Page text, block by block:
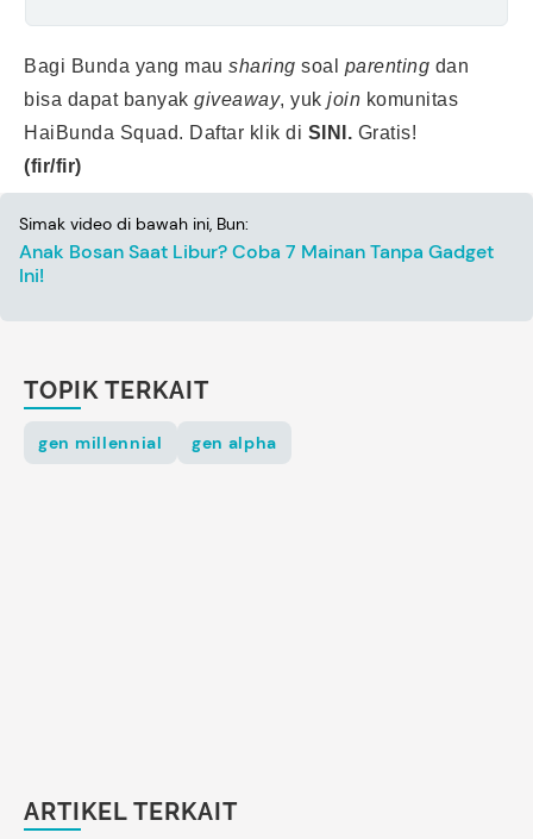
Bagi Bunda yang mau sharing soal parenting dan
bisa dapat banyak giveaway, yuk join komunitas
HaiBunda Squad. Daftar klik di SINI. Gratis!
(fir/fir)
Simak video di bawah ini, Bun:
Anak Bosan Saat Libur? Coba 7 Mainan Tanpa Gadget
Ini!
TOPIK TERKAIT
gen millennial gen alpha
ARTIKEL TERKAIT